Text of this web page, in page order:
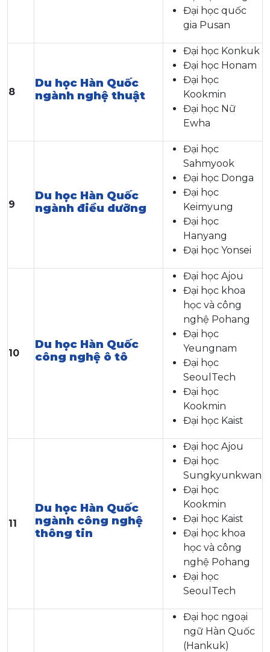
Đại học quốc
gia Pusan
8
Du học Hàn Quốc
ngành nghệ thuật
Đại học Konkuk
Đại học Honam
Đại học
Kookmin
Đại học Nữ
Ewha
9
Du học Hàn Quốc
ngành điều dưỡng
Đại học
Sahmyook
Đại học Donga
Đại học
Keimyung
Đại học
Hanyang
Đại học Yonsei
10
Du học Hàn Quốc
công nghệ ô tô
Đại học Ajou
Đại học khoa
học và công
nghệ Pohang
Đại học
Yeungnam
Đại học
SeoulTech
Đại học
Kookmin
Đại học Kaist
11
Du học Hàn Quốc
ngành công nghệ
thông tin
Đại học Ajou
Đại học
Sungkyunkwan
Đại học
Kookmin
Đại học Kaist
Đại học khoa
học và công
nghệ Pohang
Đại học
SeoulTech
Đại học ngoại
ngữ Hàn Quốc
(Hankuk)